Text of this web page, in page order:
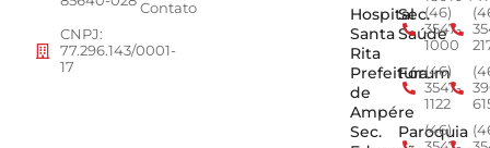
CNPJ:
77.296.143/0001-
17
Contato
Hospital
Santa
Rita
Sec.
Saúde
(46)
3547-
1000
Prefeitura
de
Ampére
Fórum
(46)
3547-
1122
Sec.
Paroquia
(46)